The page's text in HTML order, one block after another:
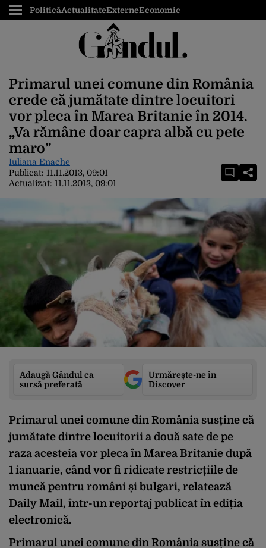
PoliticăActualitateExterneEconomic
Primarul unei comune din România
crede că jumătate dintre locuitori
vor pleca în Marea Britanie în 2014.
„Va rămâne doar capra albă cu pete
maro”
Iuliana Enache
Publicat: 11.11.2013, 09:01
Actualizat: 11.11.2013, 09:01
Adaugă Gândul ca
sursă preferată
Urmărește-ne în
Discover
Primarul unei comune din România susține că
jumătate dintre locuitorii a două sate de pe
raza acesteia vor pleca în Marea Britanie după
1 ianuarie, când vor fi ridicate restricțiile de
muncă pentru români și bulgari, relatează
Daily Mail, într-un reportaj publicat în ediția
electronică.
Primarul unei comune din România susține că